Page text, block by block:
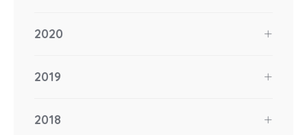
2020
2019
2018